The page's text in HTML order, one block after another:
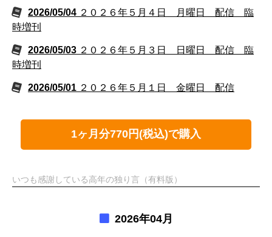
2026/05/04 ２０２６年５月４日 月曜日 配信 臨
時増刊
2026/05/03 ２０２６年５月３日 日曜日 配信 臨
時増刊
2026/05/01 ２０２６年５月１日 金曜日 配信
1ヶ月分770円(税込)で購入
いつも感謝している高年の独り言（有料版）
2026年04月